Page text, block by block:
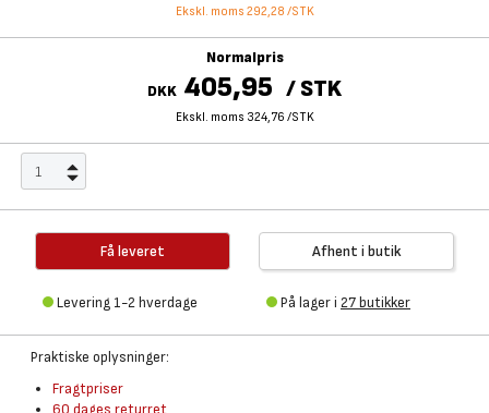
Ekskl. moms 292,28 /STK
Normalpris
DKK 405,95 /STK
Ekskl. moms 324,76 /STK
Få leveret
Levering 1-2 hverdage
Afhent i butik
På lager i 27 butikker
Praktiske oplysninger:
Fragtpriser
60 dages returret